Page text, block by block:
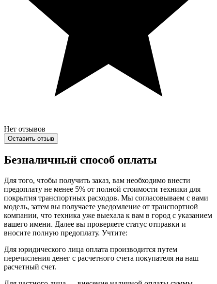
Нет отзывов
Оставить отзыв
Безналичный способ оплаты
Для того, чтобы получить заказ, вам необходимо внести
предоплату не менее 5% от полной стоимости техники для
покрытия транспортных расходов. Мы согласовываем с вами
модель, затем вы получаете уведомление от транспортной
компании, что техника уже выехала к вам в город с указанием
вашего имени. Далее вы проверяете статус отправки и
вносите полную предоплату. Учтите:
Для юридического лица оплата производится путем
перечисления денег с расчетного счета покупателя на наш
расчетный счет.